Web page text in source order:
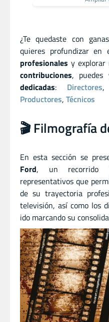
¿Te quedaste con
quieres profundizar
profesionales y explorar
contribuciones, puedes
dedicadas: Directores,
Productores, Técnicos
🎬 Filmografía
En esta sección se
Ford, un recorrido
representativos que
de su trayectoria
televisión, así como los
ido marcando su